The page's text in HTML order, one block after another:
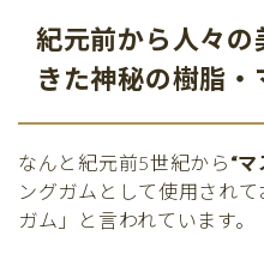
紀元前から人々の
きた神秘の樹脂・
なんと紀元前5世紀から “
ングガムとして使用され
ガム」と言われています。